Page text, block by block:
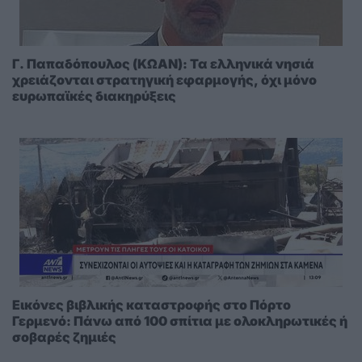
Γ. Παπαδόπουλος (ΚΩΑΝ): Τα ελληνικά νησιά
χρειάζονται στρατηγική εφαρμογής, όχι μόνο
ευρωπαϊκές διακηρύξεις
Εικόνες βιβλικής καταστροφής στο Πόρτο
Γερμενό: Πάνω από 100 σπίτια με ολοκληρωτικές ή
σοβαρές ζημιές